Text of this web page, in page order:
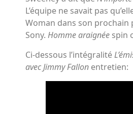
L’équipe ne savait pas
Woman dans son prochain
Sony. Homme araignée spin
Ci-dessous l’intégralité
avec Jimmy Fallon entretien: